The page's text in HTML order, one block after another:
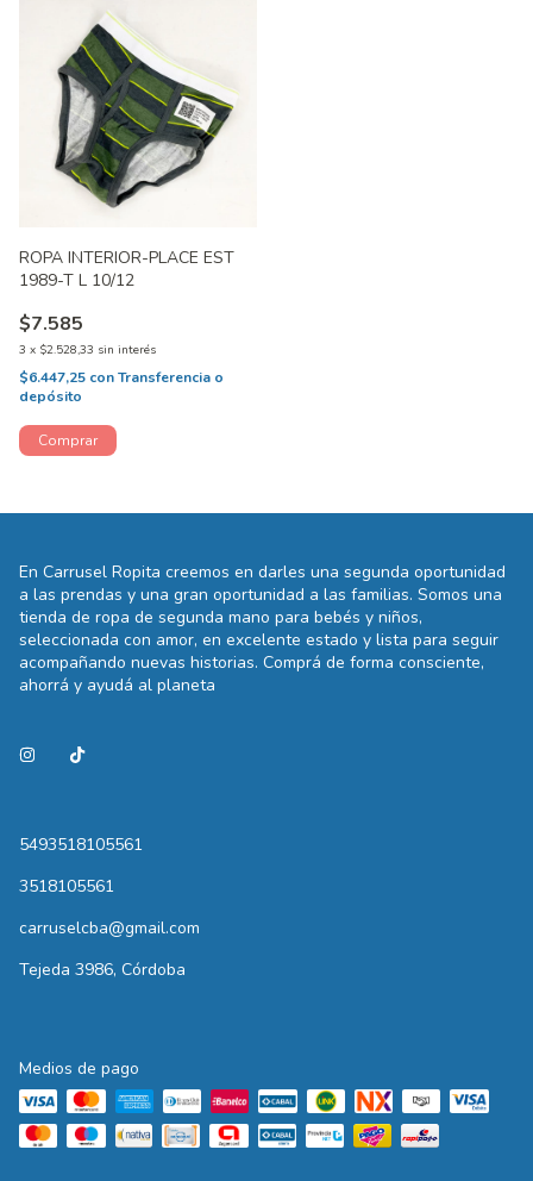
ROPA INTERIOR-PLACE EST
1989-T L 10/12
$7.585
3 x $2.528,33 sin interés
$6.447,25 conTransferencia o
depósito
En Carrusel Ropita creemos en darles una segunda oportunidad
a las prendas y una gran oportunidad a las familias. Somos una
tienda de ropa de segunda mano para bebés y niños,
seleccionada con amor, en excelente estado y lista para seguir
acompañando nuevas historias. Comprá de forma consciente,
ahorrá y ayudá al planeta
5493518105561
3518105561
carruselcba@gmail.com
Tejeda 3986, Córdoba
Medios de pago